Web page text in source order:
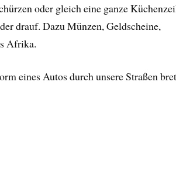
oder gleich eine ganze
drauf. Dazu Münzen, Geldscheine,
Afrika.
eines Autos durch unsere Straßen